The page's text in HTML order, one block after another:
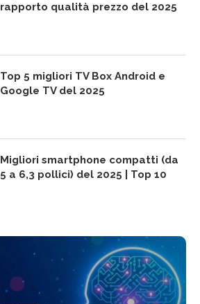
rapporto qualità prezzo del 2025
Top 5 migliori TV Box Android e
Google TV del 2025
Migliori smartphone compatti (da
5 a 6,3 pollici) del 2025 | Top 10